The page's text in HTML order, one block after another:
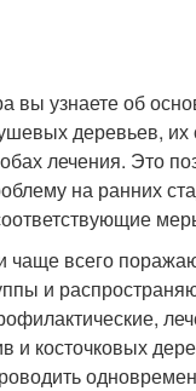
вы узнаете об
деревьев, их
лечения. Это
на ранних
чаще всего
и
и косточковых